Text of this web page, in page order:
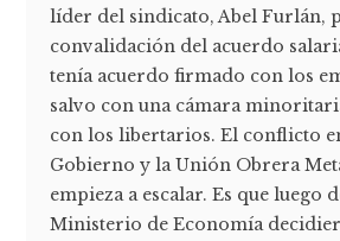
líder del sindicato, Abel Furlán,
convalidación del acuerdo
tenía acuerdo firmado con los
salvo con una cámara
con los libertarios. El conflicto
Gobierno y la Unión Obrera
empieza a escalar. Es que luego
Ministerio de Economía